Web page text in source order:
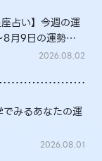
占い】今週の運
8月9日の運勢
2026.08.02
みるあなたの運
2026.08.01